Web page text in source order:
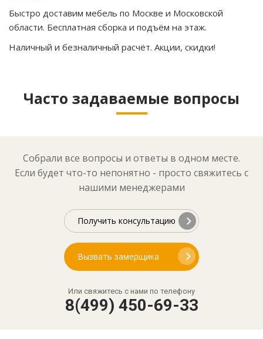
Быстро доставим мебель по Москве и Московской
области. Бесплатная сборка и подъём на этаж.
Наличный и безналичный расчёт. Акции, скидки!
Часто задаваемые вопросы
Собрали все вопросы и ответы в одном месте.
Если будет что-то непонятно - просто свяжитесь с
нашими менеджерами
Получить консультацию
Вызвать замерщика
Или свяжитесь с нами по телефону
8(499) 450-69-33